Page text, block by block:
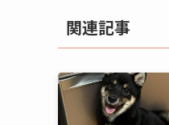
関連記事